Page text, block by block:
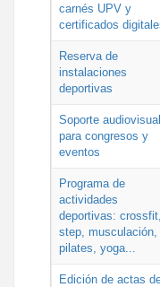
carnés UPV y
certificados
Reserva de
instalaciones
deportivas
Soporte audiovisual
para congresos y
eventos
Programa de
actividades
deportivas: crossfit,
step, musculación,
pilates, yoga...
Edición de actas